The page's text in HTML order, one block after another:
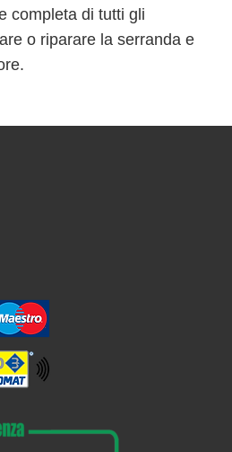
completa di tutti gli
o riparare la serranda e